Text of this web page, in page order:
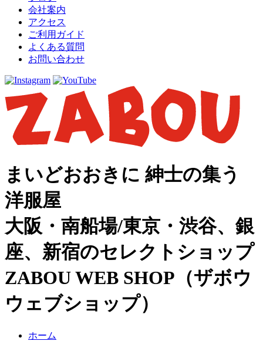
会社案内
アクセス
ご利用ガイド
よくある質問
お問い合わせ
まいどおおきに 紳士の集う
洋服屋
大阪・南船場/東京・渋谷、銀
座、新宿のセレクトショップ
ZABOU WEB SHOP（ザボウ
ウェブショップ）
ホーム